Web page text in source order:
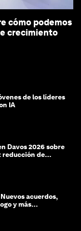
cómo podemos
crecimiento
de los líderes
IA
Davos 2026 sobre
reducción de
acuerdos,
y más